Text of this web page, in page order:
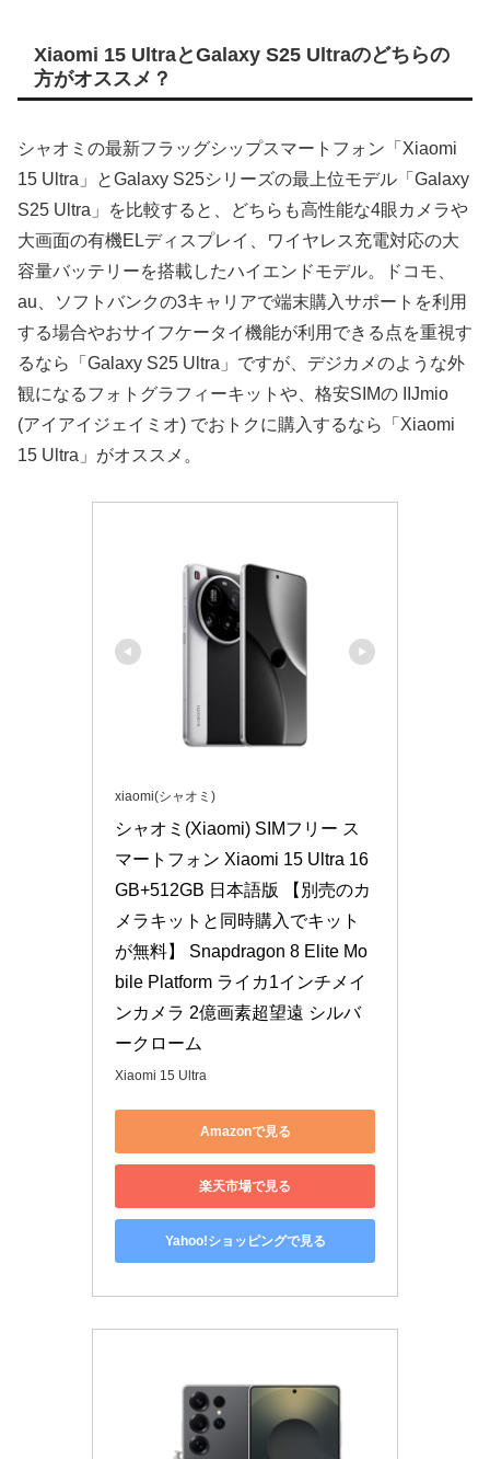
Xiaomi 15 UltraとGalaxy S25 Ultraのどちらの
方がオススメ？
シャオミの最新フラッグシップスマートフォン「Xiaomi
15 Ultra」とGalaxy S25シリーズの最上位モデル「Galaxy
S25 Ultra」を比較すると、どちらも高性能な4眼カメラや
大画面の有機ELディスプレイ、ワイヤレス充電対応の大
容量バッテリーを搭載したハイエンドモデル。ドコモ、
au、ソフトバンクの3キャリアで端末購入サポートを利用
する場合やおサイフケータイ機能が利用できる点を重視す
るなら「Galaxy S25 Ultra」ですが、デジカメのような外
観になるフォトグラフィーキットや、格安SIMの IIJmio
(アイアイジェイミオ) でおトクに購入するなら「Xiaomi
15 Ultra」がオススメ。
xiaomi(シャオミ)
シャオミ(Xiaomi) SIMフリー ス
マートフォン Xiaomi 15 Ultra 16
GB+512GB 日本語版 【別売のカ
メラキットと同時購入でキット
が無料】 Snapdragon 8 Elite Mo
bile Platform ライカ1インチメイ
ンカメラ 2億画素超望遠 シルバ
ークローム
Xiaomi 15 Ultra
Amazonで見る
楽天市場で見る
Yahoo!ショッピングで見る